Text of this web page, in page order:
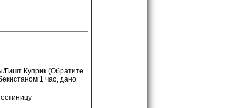
Гишт Куприк (Обратите
1 час, дано